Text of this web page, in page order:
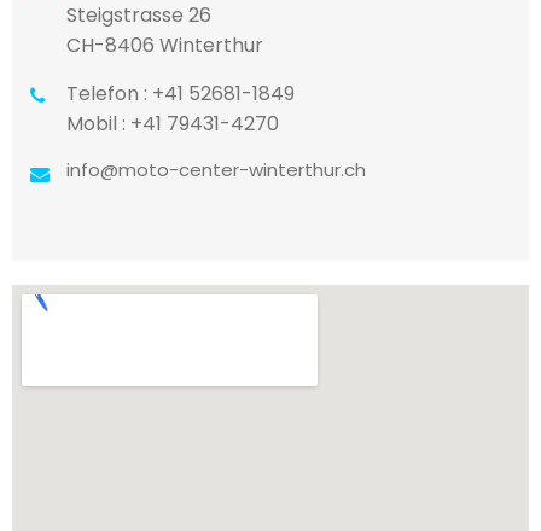
Steigstrasse 26
CH-8406 Winterthur
Telefon : +41 52681-1849
Mobil : +41 79431-4270
info@moto-center-winterthur.ch